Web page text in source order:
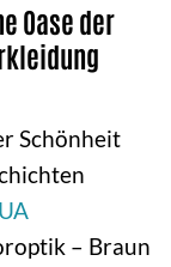
Oase der
Schönheit
– Braun